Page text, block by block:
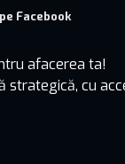
Facebook
afacerea ta!
cu